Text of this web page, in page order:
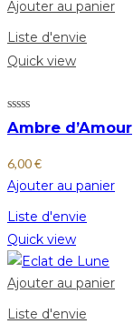
Ajouter au panier
Liste d'envie
Quick view
Ambre d’Amour
6,00€
Ajouter au panier
Liste d'envie
Quick view
Ajouter au panier
Liste d'envie